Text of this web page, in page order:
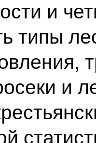
и
типы
и